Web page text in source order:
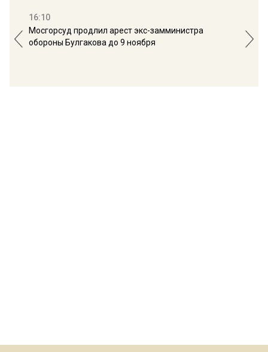
16:10
Мосгорсуд продлил арест экс-замминистра
обороны Булгакова до 9 ноября